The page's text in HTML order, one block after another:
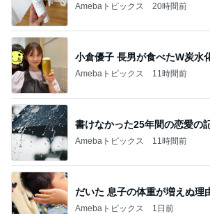
Amebaトピックス 20時間前
小倉優子 長男が食べたW炭水
Amebaトピックス 11時間前
書けなかった25年間の恋愛の
Amebaトピックス 11時間前
だいた 息子の体重が増えぬ理
Amebaトピックス 1日前